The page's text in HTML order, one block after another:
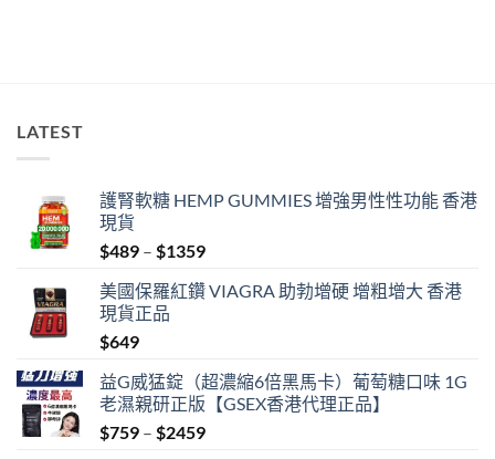
LATEST
護腎軟糖 HEMP GUMMIES 增強男性性功能 香港
現貨
$489 – $1359Price
$489
美國保羅紅鑽 VIAGRA 助勃增硬 增粗增大 香港
現貨正品
$649
益G威猛錠（超濃縮6倍黑馬卡）葡萄糖口味 1G
老濕親研正版【GSEX香港代理正品】
$759 – $2459Price